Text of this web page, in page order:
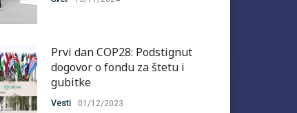
Prvi dan COP28: Podstignut
dogovor o fondu za štetu i
gubitke
Vesti 01/12/2023